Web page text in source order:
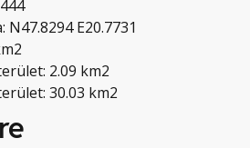
E20.7731
2.09 km2
30.03 km2